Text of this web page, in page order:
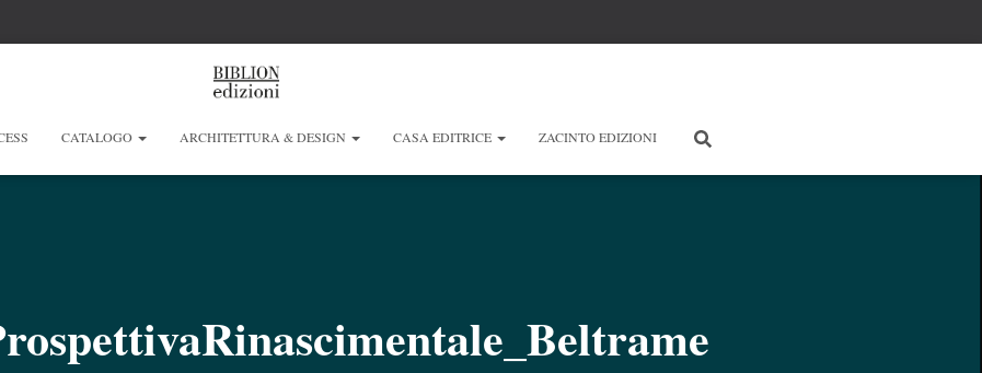
CATALOGO ARCHITETTURA & DESIGN CASA EDITRICE ZACINTO EDIZIONI